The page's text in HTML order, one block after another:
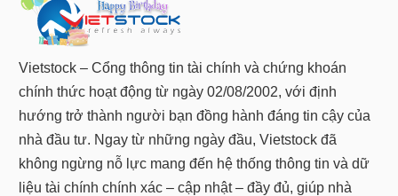
lý
thị
Vietstock – Cổng thông tin tài chính và chứng khoán
chính thức hoạt động từ ngày 02/08/2002, với định
hướng trở thành người bạn đồng hành đáng tin cậy của
nhà đầu tư. Ngay từ những ngày đầu, Vietstock đã
không ngừng nỗ lực mang đến hệ thống thông tin và dữ
liệu tài chính chính xác – cập nhật – đầy đủ, giúp nhà
DÙNG
KHÔNG
THIẾT
YẾU